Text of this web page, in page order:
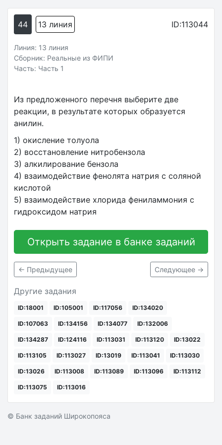
44 13 линия ID:113044
Линия: 13 линия
Сборник: Реальные из ФИПИ
Часть: Часть 1
Из предложенного перечня выберите две
реакции, в результате которых образуется
анилин.
1) окисление толуола
2) восстановление нитробензола
3) алкилирование бензола
4) взаимодействие фенолята натрия с соляной
кислотой
5) взаимодействие хлорида фениламмония с
гидроксидом натрия
Открыть задание в банке заданий
← Предыдущее Следующее →
Другие задания
ID:18001 ID:105001 ID:117056 ID:134020
ID:107063 ID:134156 ID:134077 ID:132006
ID:134287 ID:124116 ID:113031 ID:113120 ID:13022
ID:113105 ID:113027 ID:13019 ID:113041 ID:113030
ID:13026 ID:113008 ID:113089 ID:113096 ID:113112
ID:113075 ID:113016
© Банк заданий Широкопояса